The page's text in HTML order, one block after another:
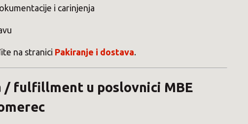
i carinjenja
na stranici Pakiranje i dostava.
fulfillment u poslovnici MBE